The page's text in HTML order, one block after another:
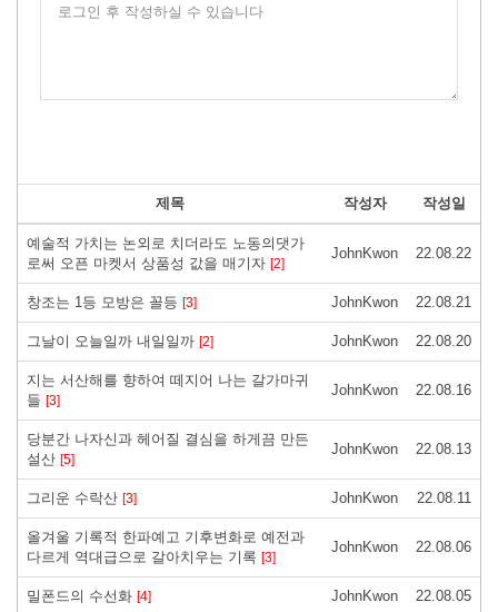
로그인 후 작성하실 수 있습니다
제목 작성자 작성일
예술적 가치는 논외로 치더라도 노동의댓가
로써 오픈 마켓서 상품성 값을 매기자 [2]
JohnKwon 22.08.22
창조는 1등 모방은 꼴등 [3] JohnKwon 22.08.21
그날이 오늘일까 내일일까 [2] JohnKwon 22.08.20
지는 서산해를 향하여 떼지어 나는 갈가마귀
들 [3]
JohnKwon 22.08.16
당분간 나자신과 헤어질 결심을 하게끔 만든
설산 [5]
JohnKwon 22.08.13
그리운 수락산 [3] JohnKwon 22.08.11
올겨울 기록적 한파예고 기후변화로 예전과
다르게 역대급으로 갈아치우는 기록 [3]
JohnKwon 22.08.06
밀폰드의 수선화 [4] JohnKwon 22.08.05